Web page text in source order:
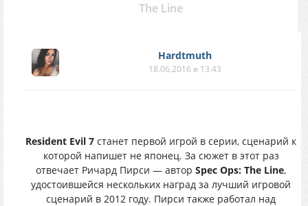
The Line
Hardtmuth
18.06.2016 в 13:43
Resident Evil 7 станет первой игрой в серии, сценарий к
которой напишет не японец. За сюжет в этот раз
отвечает Ричард Пирси — автор Spec Ops: The Line,
удостоившейся нескольких наград за лучший игровой
сценарий в 2012 году. Пирси также работал над